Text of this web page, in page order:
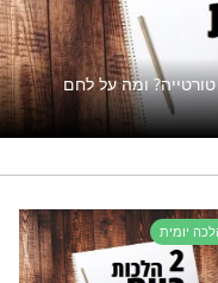
תקוע?נסו את זה